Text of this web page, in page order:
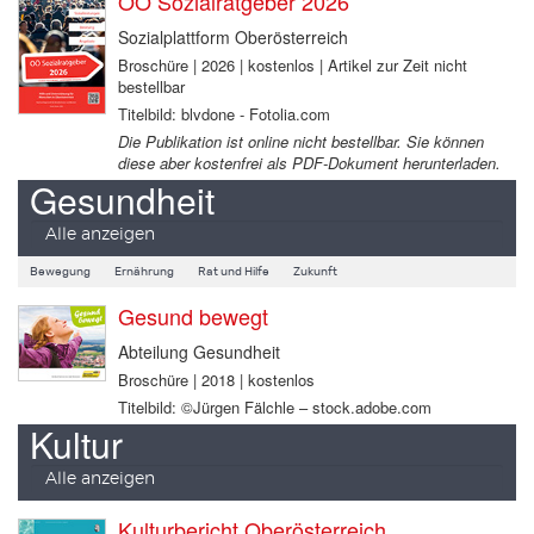
Sozialplattform Oberösterreich
Broschüre | 2026 | kostenlos | Artikel zur Zeit nicht
bestellbar
Titelbild: blvdone - Fotolia.com
Die Publikation ist online nicht bestellbar. Sie können
diese aber kostenfrei als PDF-Dokument herunterladen.
Gesundheit
Alle anzeigen
Bewegung Ernährung Rat und Hilfe Zukunft
Gesund bewegt
Abteilung Gesundheit
Broschüre | 2018 | kostenlos
Titelbild: ©Jürgen Fälchle – stock.adobe.com
Kultur
Alle anzeigen